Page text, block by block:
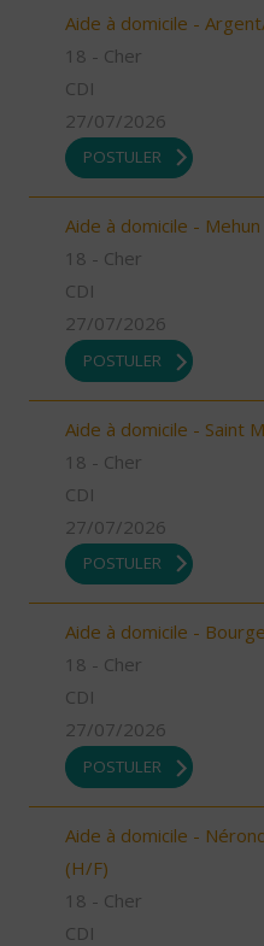
Aide à domicile -
18 - Cher
CDI
27/07/2026
POSTULER
Aide à domicile -
18 - Cher
CDI
27/07/2026
POSTULER
Aide à domicile - Saint
18 - Cher
CDI
27/07/2026
POSTULER
Aide à domicile -
18 - Cher
CDI
27/07/2026
POSTULER
Aide à domicile -
(H/F)
18 - Cher
CDI